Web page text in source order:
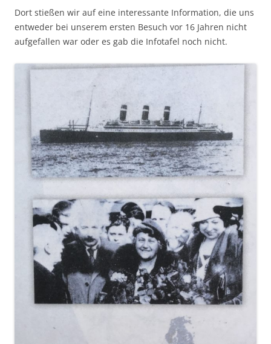
Dort stießen wir auf eine interessante Information, die uns
entweder bei unserem ersten Besuch vor 16 Jahren nicht
aufgefallen war oder es gab die Infotafel noch nicht.